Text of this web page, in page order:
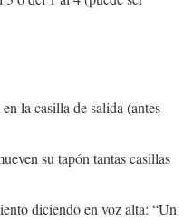
la casilla de salida (antes
su tapón tantas casillas
diciendo en voz alta: “Un